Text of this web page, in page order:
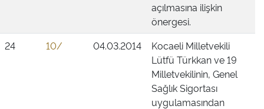
açılmasına ilişkin
önergesi.
24
10/ 04.03.2014
Kocaeli Milletvekili
Lütfü Türkkan ve 19
Milletvekilinin, Genel
Sağlık Sigortası
uygulamasından